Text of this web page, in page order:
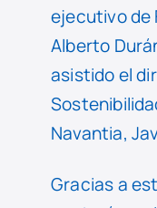
ejecutivo de
Alberto
asistido el
Navantia,
Gracias a